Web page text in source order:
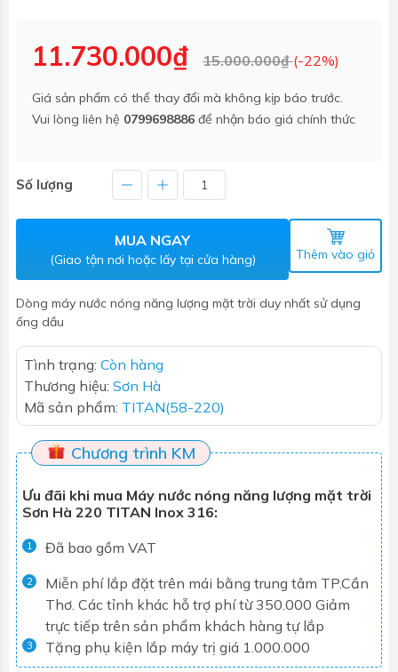
11.730.000₫ 15.000.000₫(-22%)
Giá sản phẩm có thể thay đổi mà không kịp báo trước.
Vui lòng liên hệ 0799698886 để nhận báo giá chính thức
Số lượng
MUA NGAY
(Giao tận nơi hoặc lấy tại cửa hàng) Thêm vào giỏ
Dòng máy nước nóng năng lượng mặt trời duy nhất sử dụng
ống dầu
Tình trạng: Còn hàng
Thương hiệu: Sơn Hà
Mã sản phẩm: TITAN(58-220)
Chương trình KM
Ưu đãi khi mua Máy nước nóng năng lượng mặt trời
Sơn Hà 220 TITAN Inox 316:
1 Đã bao gồm VAT
2
Miễn phí lắp đặt trên mái bằng trung tâm TP.Cần
Thơ. Các tỉnh khác hỗ trợ phí từ 350.000 Giảm
trực tiếp trên sản phẩm khách hàng tự lắp
3 Tặng phụ kiện lắp máy trị giá 1.000.000